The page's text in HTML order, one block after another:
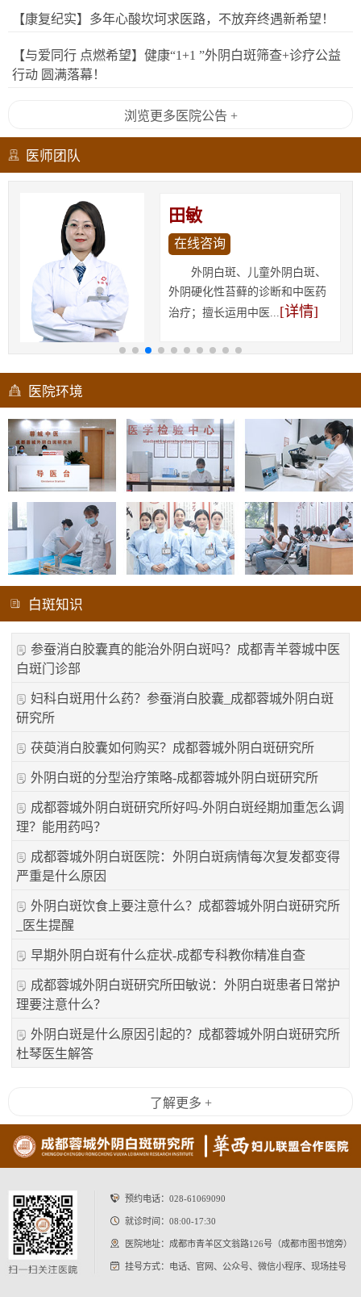
【康复纪实】多年心酸坎坷求医路，不放弃终遇新希望！
【与爱同行 点燃希望】健康“1+1 ”外阴白斑筛查+诊疗公益
行动 圆满落幕！
浏览更多医院公告 +
医师团队
田敏
在线咨询
外阴白斑、儿童外阴白斑、
外阴硬化性苔藓的诊断和中医药
治疗；擅长运用中医...[详情]
医院环境
白斑知识
参蚕消白胶囊真的能治外阴白斑吗？成都青羊蓉城中医
白斑门诊部
妇科白斑用什么药？参蚕消白胶囊_成都蓉城外阴白斑
研究所
茯萸消白胶囊如何购买？成都蓉城外阴白斑研究所
外阴白斑的分型治疗策略-成都蓉城外阴白斑研究所
成都蓉城外阴白斑研究所好吗-外阴白斑经期加重怎么调
理？能用药吗？
成都蓉城外阴白斑医院：外阴白斑病情每次复发都变得
严重是什么原因
外阴白斑饮食上要注意什么？成都蓉城外阴白斑研究所
_医生提醒
早期外阴白斑有什么症状-成都专科教你精准自查
成都蓉城外阴白斑研究所田敏说：外阴白斑患者日常护
理要注意什么？
外阴白斑是什么原因引起的？成都蓉城外阴白斑研究所
杜琴医生解答
了解更多 +
预约电话： 028-61069090
就诊时间：08:00-17:30
医院地址：成都市青羊区文翁路126号（成都市图书馆旁）
挂号方式：电话、官网、公众号、微信小程序、现场挂号